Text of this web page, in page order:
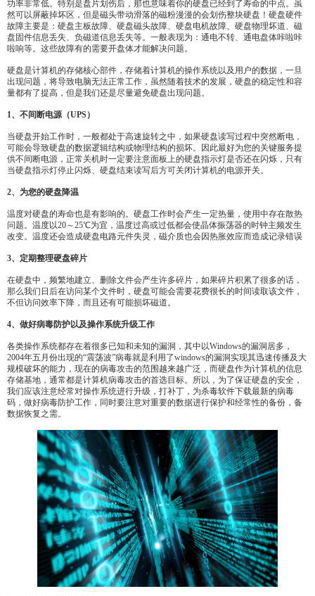
功率非常低。特别是盘片划伤后，那也意味着你的硬盘已经到了寿命的中点。虽
然可以屏蔽掉坏区，但是磁头带动滑落的磁粉漫漫的会划伤整块硬盘！硬盘硬件
故障主要是：硬盘主板故障、硬盘磁头故障、硬盘电机故障、硬盘物理坏道、磁
盘固件信息丢失、负磁道信息丢失等。一般表现为：通电不转、通电盘体咔啦咔
啦响等。这些故障有的需要开盘体才能解决问题。
硬盘是计算机的存储核心部件，存储着计算机的操作系统以及用户的数据，一旦
出现问题，将导致电脑无法正常工作，虽然随着技术的发展，硬盘的稳定性和容
量都有了提高，但是我们还是尽量避免硬盘出现问题。
1、不间断电源（UPS）
当硬盘开始工作时，一般都处于高速旋转之中，如果硬盘读写过程中突然断电，
可能会导致硬盘的数据逻辑结构或物理结构的损坏。因此最好为您的关键服务提
供不间断电源，正常关机时一定要注意面板上的硬盘指示灯是否还在闪烁，只有
当硬盘指示灯停止闪烁、硬盘结束读写后方可关闭计算机的电源开关。
2、为您的硬盘降温
温度对硬盘的寿命也是有影响的。硬盘工作时会产生一定热量，使用中存在散热
问题。温度以20～25℃为宜，温度过高或过低都会使晶体振荡器的时钟主频发生
改变。温度还会造成硬盘电路元件失灵，磁介质也会因热胀效应而造成记录错误
3、定期整理硬盘碎片
在硬盘中，频繁地建立、删除文件会产生许多碎片，如果碎片积累了很多的话，
那么我们日后在访问某个文件时，硬盘可能会需要花费很长的时间读取该文件，
不但访问效率下降，而且还有可能损坏磁道。
4、做好病毒防护以及操作系统升级工作
各类操作系统都存在着很多已知和未知的漏洞，其中以Windows的漏洞居多，
2004年五月份出现的“震荡波”病毒就是利用了windows的漏洞实现其迅速传播及大
规模破坏的能力，现在的病毒攻击的范围越来越广泛，而硬盘作为计算机的信息
存储基地，通常都是计算机病毒攻击的首选目标。所以，为了保证硬盘的安全，
我们应该注意经常对操作系统进行升级，打补丁，为杀毒软件下载最新的病毒
码，做好病毒防护工作，同时要注意对重要的数据进行保护和经常性的备份，备
数据恢复之需。